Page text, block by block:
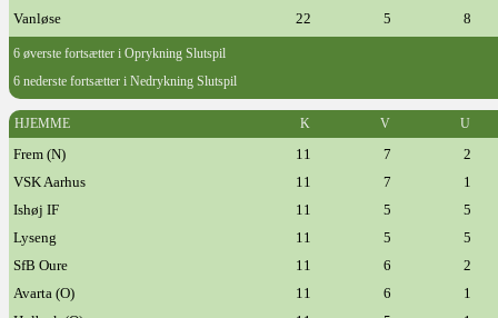
Vanløse
22 5 8
6 øverste fortsætter i Oprykning Slutspil
6 nederste fortsætter i Nedrykning Slutspil
HJEMME K V U
Frem (N) 11 7
2
VSK Aarhus
11 7
1
Ishøj IF
11 5
5
Lyseng
11 5
5
SfB Oure
11 6
2
Avarta (O)
11 6
1